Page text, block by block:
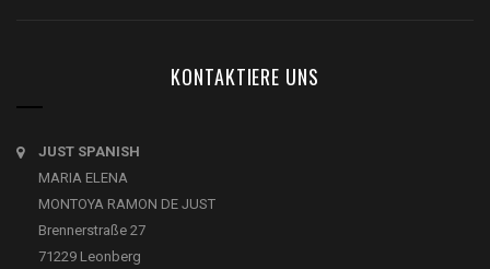
KONTAKTIERE UNS
JUST SPANISH
MARIA ELENA
MONTOYA RAMON DE JUST
Brennerstraße 27
71229 Leonberg